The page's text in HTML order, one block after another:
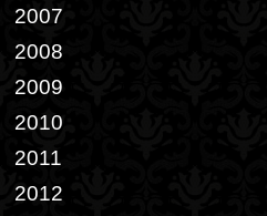
2007
2008
2009
2010
2011
2012